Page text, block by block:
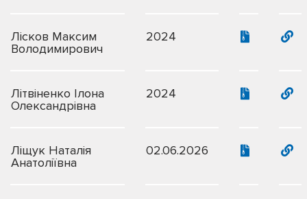
Лісков Максим
Володимирович
2024
Літвіненко Ілона
Олександрівна
2024
Ліщук Наталія
Анатоліївна
02.06.2026